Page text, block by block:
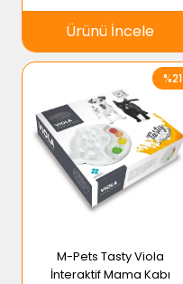
Ürünü İncele
M-Pets Tasty Viola
İnteraktif Mama Kabı
%21